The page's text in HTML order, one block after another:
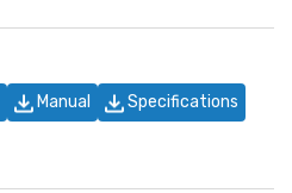
Manual
Specifications